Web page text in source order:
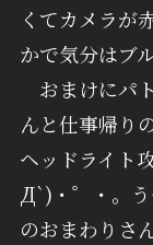
くてカメラが
かで気分はブ
おまけにパ
んと仕事帰り
ヘッドライト
Д`)・゜・。
のおまわりさ